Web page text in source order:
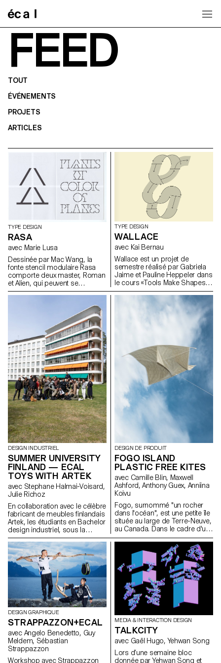
FEED
TOUT
ÉVÉNEMENTS
PROJETS
ARTICLES
TYPE DESIGN
RASA
avec Marie Lusa
Dessinée par Mac Wang, la
fonte stencil modulaire Rasa
comporte deux master, Roman
et Alien, qui peuvent se
complémentent et se
semestre. Mentor: Marie Lusa.
TYPE DESIGN
WALLACE
avec Kai Bernau
Wallace est un projet de
semestre réalisé par Gabriela
Jaime et Pauline Heppeler dans
le cours «Tools Make Shapes»
de Kai Bernau. «Nous avons
travaillé à partir de la danse et
des mouvements du corps, ce
qui nous a porté à
expérimenter deux types de
mécanismes. Dans un premier
temps, le principe des ciseaux,
et dans un second celui du
compas. Cette seconde piste a
été développée plus
précisément, car elle nous
offrait une typologie qui permet
de traduire des mouvements
de pivot, de rotation, de
glissade, and une structure
typographique libre. Il était
important pour nous de
montrer comment deux
mouvements se coordonnent
pour ne faire qu’un; nous avons
donc décider de garder, dans
la fonte finale, un tracé ouvert.»
DESIGN INDUSTRIEL
SUMMER UNIVERSITY
FINLAND — ECAL
TOYS WITH ARTEK
avec Stephane Halmai-Voisard,
Julie Richoz
En collaboration avec le célèbre
fabricant de meubles finlandais
Artek, les étudiants en Bachelor
design industriel, sous la
direction de la designer Julie
Richoz, présentent une
collection d'objets ludiques
pour enfants fabriqués à partir
de pièces de qualité inférieure,
rejetés ou semi-finis. Fidèles à
l'esprit d'Artek et de ses
fondateurs, les produits
favorisent une fabrication
responsable et cherchent à
mettre en valeur les matériaux
naturels qui ont servi à produire
ces objets.
DESIGN DE PRODUIT
FOGO ISLAND
PLASTIC FREE KITES
avec Camille Blin, Maxwell
Ashford, Anthony Guex, Anniina
Koivu
Fogo, surnommé "un rocher
dans l'océan", est une petite île
située au large de Terre-Neuve,
au Canada. Dans le cadre d'un
projet semestriel plus vaste en
cours, les étudiants de 2e
année du Master Product
Design de l'ECAL ont participé
à un atelier court et amusant de
quelques jours, utilisant l'une
des ressources les plus
abondantes de l'île : le vent.
Travaillant en collaboration avec
la ShoreFast Foundation - une
organisation travaillant dans de
nombreuses avenues pour
créer une économie durable
sur l'île, les étudiants ont
développé des cerfs-volants
sans plastique. Fogo Island a
DESIGN GRAPHIQUE
STRAPPAZZON+ECAL
avec Angelo Benedetto, Guy
Meldem, Sébastian
Strappazzon
Workshop avec Strappazzon
MEDIA & INTERACTION DESIGN
TALKCITY
avec Gaël Hugo, Yehwan Song
Lors d’une semaine bloc
donnée par Yehwan Song et